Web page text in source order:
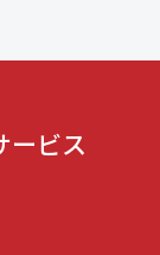
ービス